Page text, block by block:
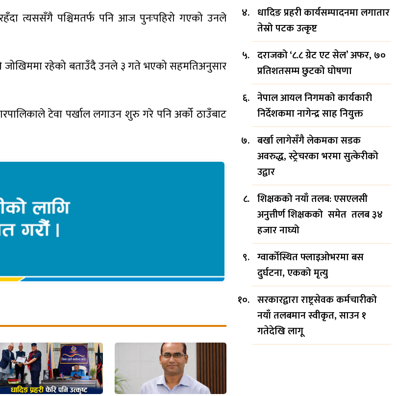
त्यससँगै पश्चिमतर्फ पनि आज पुनःपहिरो गएको उनले
जोखिममा रहेको बताउँदै उनले ३ गते भएको सहमतिअनुसार
टेवा पर्खाल लगाउन शुरु गरे पनि अर्को ठाउँबाट
धादिङ प्रहरी कार्यसम्पादनमा लगातार
तेस्रो पटक उत्कृष्ट
दराजको ‘८.८ ग्रेट एट सेल’ अफर, ७०
प्रतिशतसम्म छुटको घोषणा
नेपाल आयल निगमको कार्यकारी
निर्देशकमा नागेन्द्र साह नियुक्त
बर्खा लागेसँगै लेकमका सडक
अवरुद्ध, स्ट्रेचरका भरमा सुत्केरीको
उद्वार
शिक्षकको नयाँ तलब: एसएलसी
अनुत्तीर्ण शिक्षकको समेत तलब ३४
हजार नाघ्यो
ग्वार्कोस्थित फ्लाइओभरमा बस
दुर्घटना, एकको मृत्यु
सरकारद्वारा राष्ट्रसेवक कर्मचारीको
नयाँ तलबमान स्वीकृत, साउन १
गतेदेखि लागू